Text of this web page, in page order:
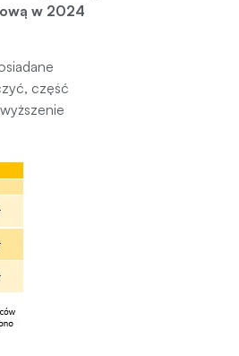
w 2024
część